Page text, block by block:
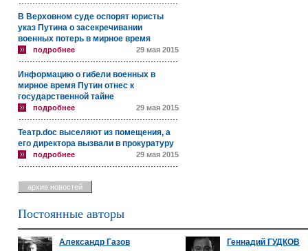
В Верховном суде оспорят юристы
указ Путина о засекречивании
военных потерь в мирное время
подробнее 29 мая 2015
Информацию о гибели военных в
мирное время Путин отнес к
государственной тайне
подробнее 29 мая 2015
Театр.doc выселяют из помещения, а
его директора вызвали в прокуратуру
подробнее 29 мая 2015
архив новостей
Постоянные авторы
Александр Газов Геннадий ГУДКОВ